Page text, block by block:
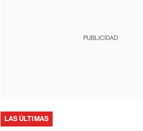
PUBLICIDAD
LAS ÚLTIMAS